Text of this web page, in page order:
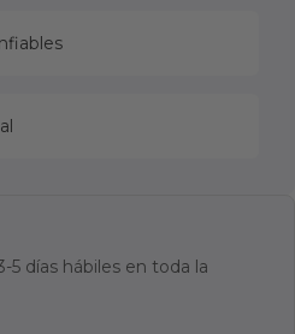
5 días hábiles en toda la